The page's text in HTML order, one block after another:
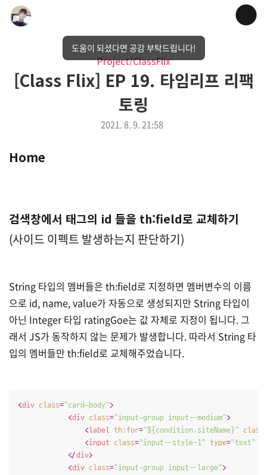
Project/ClassFlix
[Class Flix] EP 19. 타임리프 리팩
토링
2021. 8. 9. 21:58
Home
검색창에서 태그의 id 들을 th:field로 교체하기
(사이드 이펙트 발생하는지 판단하기)
String 타입의 멤버들은 th:field로 지정하면 멤버변수의 이름
으로 id, name, value가 자동으로 생성되지만 String 타입이
아닌 Integer 타입 ratingGoe는 값 자체로 지정이 됩니다. 그
래서 JS가 동작하지 않는 문제가 발생합니다. 따라서 String 타
입의 멤버들만 th:field로 교체해주었습니다.
<div class="card-body">
<div class="input-group input--medium">
<label th:for="${condition.siteName}" class
<input class="input--style-1" type="text"
</div>
<div class="input-group input--large">
도움이 되셨다면 공감 부탁드립니다!